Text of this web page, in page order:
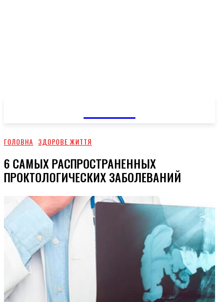
ГОЛОВНА ЗДОРОВЕ ЖИТТЯ
6 САМЫХ РАСПРОСТРАНЕННЫХ
ПРОКТОЛОГИЧЕСКИХ ЗАБОЛЕВАНИЙ